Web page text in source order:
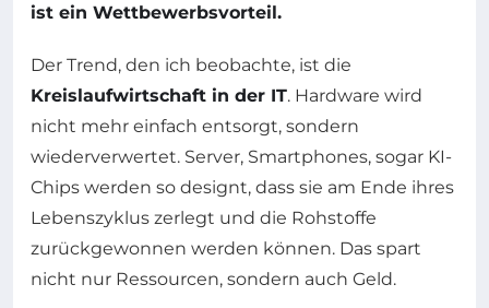
ist ein Wettbewerbsvorteil.
Der Trend, den ich beobachte, ist die
Kreislaufwirtschaft in der IT. Hardware wird
nicht mehr einfach entsorgt, sondern
wiederverwertet. Server, Smartphones, sogar KI-
Chips werden so designt, dass sie am Ende ihres
Lebenszyklus zerlegt und die Rohstoffe
zurückgewonnen werden können. Das spart
nicht nur Ressourcen, sondern auch Geld.